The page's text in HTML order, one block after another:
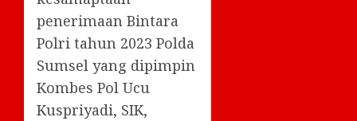
penerimaan Bintara
Polri tahun 2023 Polda
Sumsel yang dipimpin
Kombes Pol Ucu
Kuspriyadi, SIK,